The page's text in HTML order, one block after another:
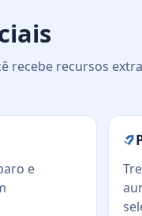
recebe recursos
e